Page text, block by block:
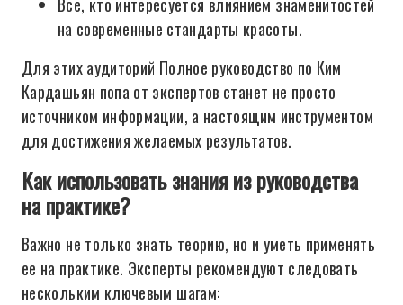
на современные стандарты красоты.
Для этих аудиторий Полное руководство по Ким
Кардашьян попа от экспертов станет не просто
источником информации, а настоящим инструментом
для достижения желаемых результатов.
Как использовать знания из руководства
на практике?
Важно не только знать теорию, но и уметь применять
ее на практике. Эксперты рекомендуют следовать
нескольким ключевым шагам: